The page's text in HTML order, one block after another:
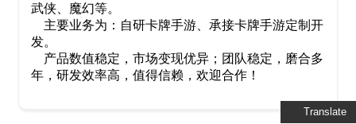
武侠、魔幻等。
主要业务为：自研卡牌手游、承接卡牌手游定制开
发。
产品数值稳定，市场变现优异；团队稳定，磨合多
年，研发效率高，值得信赖，欢迎合作！
Translate